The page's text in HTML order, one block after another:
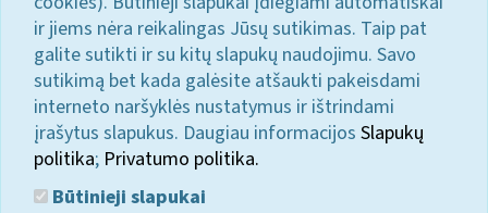
ir jiems nėra reikalingas Jūsų sutikimas. Taip pat
galite sutikti ir su kitų slapukų naudojimu. Savo
sutikimą bet kada galėsite atšaukti pakeisdami
interneto naršyklės nustatymus ir ištrindami
įrašytus slapukus. Daugiau informacijos Slapukų
politika; Privatumo politika.
Būtinieji slapukai